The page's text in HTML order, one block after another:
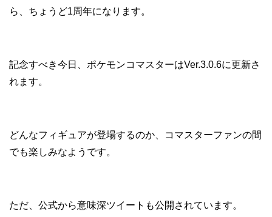
ら、ちょうど1周年になります。
記念すべき今日、ポケモンコマスターはVer.3.0.6に更新さ
れます。
どんなフィギュアが登場するのか、コマスターファンの間
でも楽しみなようです。
ただ、公式から意味深ツイートも公開されています。